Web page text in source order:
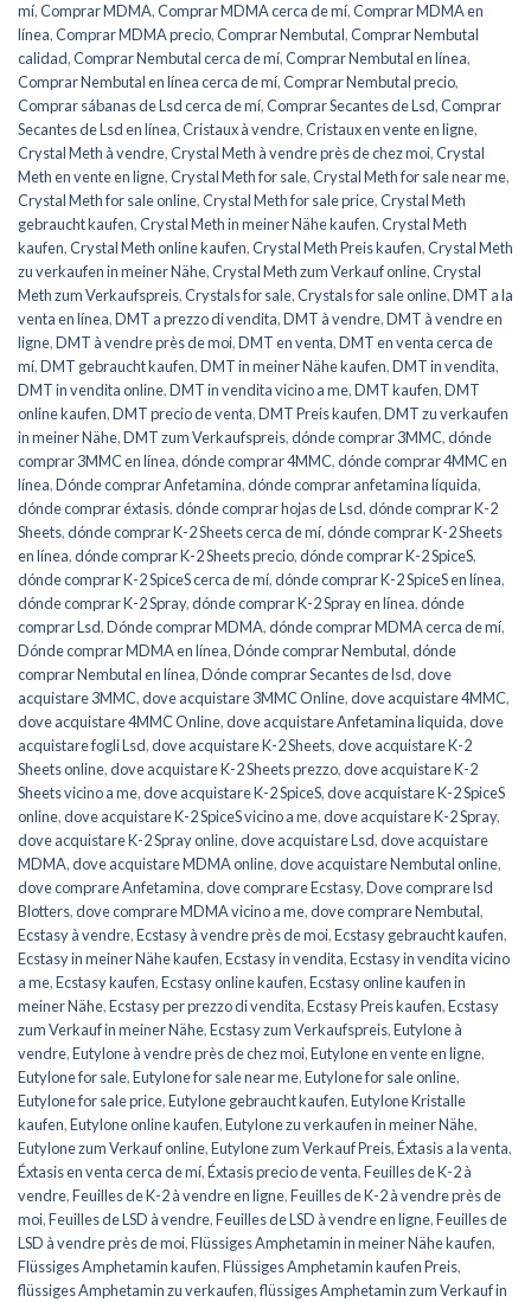
mí,Comprar MDMA,Comprar MDMA cerca de mí,Comprar MDMA en
línea,Comprar MDMA precio,Comprar Nembutal,Comprar Nembutal
calidad,Comprar Nembutal cerca de mí,Comprar Nembutal en línea,
Comprar Nembutal en línea cerca de mí,Comprar Nembutal precio,
Comprar sábanas de Lsd cerca de mí,Comprar Secantes de Lsd,Comprar
Secantes de Lsd en línea,Cristaux à vendre,Cristaux en vente en ligne,
Crystal Meth à vendre,Crystal Meth à vendre près de chez moi,Crystal
Meth en vente en ligne,Crystal Meth for sale,Crystal Meth for sale near me,
Crystal Meth for sale online,Crystal Meth for sale price,Crystal Meth
gebraucht kaufen,Crystal Meth in meiner Nähe kaufen,Crystal Meth
kaufen,Crystal Meth online kaufen,Crystal Meth Preis kaufen,Crystal Meth
zu verkaufen in meiner Nähe,Crystal Meth zum Verkauf online,Crystal
Meth zum Verkaufspreis,Crystals for sale,Crystals for sale online,DMT a la
venta en línea,DMT a prezzo di vendita,DMT à vendre,DMT à vendre en
ligne,DMT à vendre près de moi,DMT en venta,DMT en venta cerca de
mí,DMT gebraucht kaufen,DMT in meiner Nähe kaufen,DMT in vendita,
DMT in vendita online,DMT in vendita vicino a me,DMT kaufen,DMT
online kaufen,DMT precio de venta,DMT Preis kaufen,DMT zu verkaufen
in meiner Nähe,DMT zum Verkaufspreis,dónde comprar 3MMC,dónde
comprar 3MMC en línea,dónde comprar 4MMC,dónde comprar 4MMC en
línea,Dónde comprar Anfetamina,dónde comprar anfetamina líquida,
dónde comprar éxtasis,dónde comprar hojas de Lsd,dónde comprar K-2
Sheets,dónde comprar K-2 Sheets cerca de mí,dónde comprar K-2 Sheets
en línea,dónde comprar K-2 Sheets precio,dónde comprar K-2 SpiceS,
dónde comprar K-2 SpiceS cerca de mí,dónde comprar K-2 SpiceS en línea,
dónde comprar K-2 Spray,dónde comprar K-2 Spray en línea,dónde
comprar Lsd,Dónde comprar MDMA,dónde comprar MDMA cerca de mí,
Dónde comprar MDMA en línea,Dónde comprar Nembutal,dónde
comprar Nembutal en línea,Dónde comprar Secantes de lsd,dove
acquistare 3MMC,dove acquistare 3MMC Online,dove acquistare 4MMC,
dove acquistare 4MMC Online,dove acquistare Anfetamina liquida,dove
acquistare fogli Lsd,dove acquistare K-2 Sheets,dove acquistare K-2
Sheets online,dove acquistare K-2 Sheets prezzo,dove acquistare K-2
Sheets vicino a me,dove acquistare K-2 SpiceS,dove acquistare K-2 SpiceS
online,dove acquistare K-2 SpiceS vicino a me,dove acquistare K-2 Spray,
dove acquistare K-2 Spray online,dove acquistare Lsd,dove acquistare
MDMA,dove acquistare MDMA online,dove acquistare Nembutal online,
dove comprare Anfetamina,dove comprare Ecstasy,Dove comprare lsd
Blotters,dove comprare MDMA vicino a me,dove comprare Nembutal,
Ecstasy à vendre,Ecstasy à vendre près de moi,Ecstasy gebraucht kaufen,
Ecstasy in meiner Nähe kaufen,Ecstasy in vendita,Ecstasy in vendita vicino
a me,Ecstasy kaufen,Ecstasy online kaufen,Ecstasy online kaufen in
meiner Nähe,Ecstasy per prezzo di vendita,Ecstasy Preis kaufen,Ecstasy
zum Verkauf in meiner Nähe,Ecstasy zum Verkaufspreis,Eutylone à
vendre,Eutylone à vendre près de chez moi,Eutylone en vente en ligne,
Eutylone for sale,Eutylone for sale near me,Eutylone for sale online,
Eutylone for sale price,Eutylone gebraucht kaufen,Eutylone Kristalle
kaufen,Eutylone online kaufen,Eutylone zu verkaufen in meiner Nähe,
Eutylone zum Verkauf online,Eutylone zum Verkauf Preis,Éxtasis a la venta,
Éxtasis en venta cerca de mí,Éxtasis precio de venta,Feuilles de K-2 à
vendre,Feuilles de K-2 à vendre en ligne,Feuilles de K-2 à vendre près de
moi,Feuilles de LSD à vendre,Feuilles de LSD à vendre en ligne,Feuilles de
LSD à vendre près de moi,Flüssiges Amphetamin in meiner Nähe kaufen,
Flüssiges Amphetamin kaufen,Flüssiges Amphetamin kaufen Preis,
flüssiges Amphetamin zu verkaufen,flüssiges Amphetamin zum Verkauf in